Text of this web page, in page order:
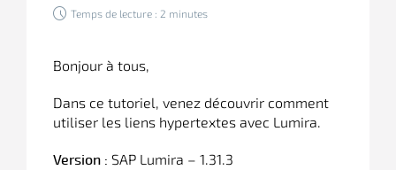
Temps de lecture : 2 minutes
Bonjour à tous,
Dans ce tutoriel, venez découvrir comment
utiliser les liens hypertextes avec Lumira.
Version : SAP Lumira – 1.31.3